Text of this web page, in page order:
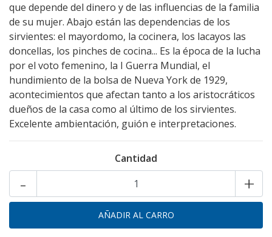
que depende del dinero y de las influencias de la familia
de su mujer. Abajo están las dependencias de los
sirvientes: el mayordomo, la cocinera, los lacayos las
doncellas, los pinches de cocina... Es la época de la lucha
por el voto femenino, la I Guerra Mundial, el
hundimiento de la bolsa de Nueva York de 1929,
acontecimientos que afectan tanto a los aristocráticos
dueños de la casa como al último de los sirvientes.
Excelente ambientación, guión e interpretaciones.
Cantidad
+
-